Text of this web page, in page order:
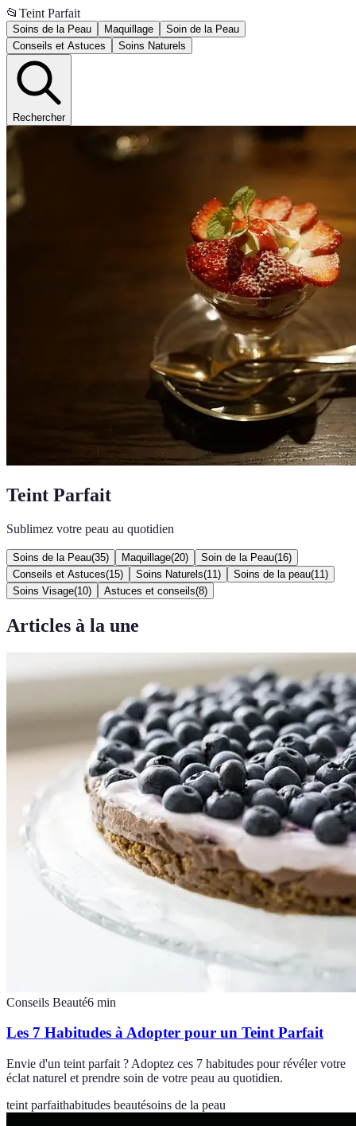
📂 Teint Parfait
Soins de la Peau Maquillage
Soin de la Peau
Conseils et Astuces
Soins Naturels
Rechercher
Teint Parfait
Sublimez votre peau au quotidien
Soins de la Peau(35) Maquillage(20) Soin de la Peau(16)
Conseils et Astuces(15) Soins Naturels(11 ) Soins de la peau(11 )
Soins Visage(10) Astuces et conseils(8)
Articles à la une
Conseils Beauté6 min
Les 7 Habitudes à Adopter pour un Teint Parfait
Envie d'un teint parfait ? Adoptez ces 7 habitudes pour révéler votre
éclat naturel et prendre soin de votre peau au quotidien.
teint parfaithabitudes beautésoins de la peau